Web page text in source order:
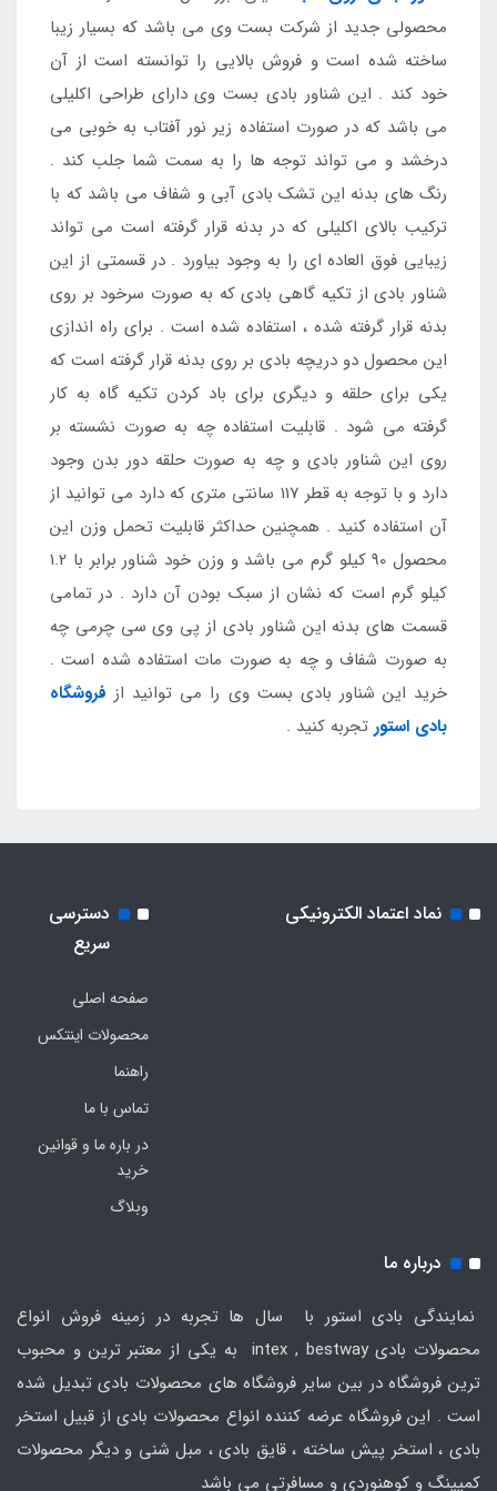
محصولی جدید از شرکت بست وی می باشد که بسیار زیبا
ساخته شده است و فروش بالایی را توانسته است از آن
خود کند . این شناور بادی بست وی دارای طراحی اکلیلی
می باشد که در صورت استفاده زیر نور آفتاب به خوبی می
درخشد و می تواند توجه ها را به سمت شما جلب کند .
رنگ های بدنه این تشک بادی آبی و شفاف می باشد که با
ترکیب بالای اکلیلی که در بدنه قرار گرفته است می تواند
زیبایی فوق العاده ای را به وجود بیاورد . در قسمتی از این
شناور بادی از تکیه گاهی بادی که به صورت سرخود بر روی
بدنه قرار گرفته شده ، استفاده شده است . برای راه اندازی
این محصول دو دریچه بادی بر روی بدنه قرار گرفته است که
یکی برای حلقه و دیگری برای باد کردن تکیه گاه به کار
گرفته می شود . قابلیت استفاده چه به صورت نشسته بر
روی این شناور بادی و چه به صورت حلقه دور بدن وجود
دارد و با توجه به قطر 117 سانتی متری که دارد می توانید از
آن استفاده کنید . همچنین حداکثر قابلیت تحمل وزن این
محصول 90 کیلو گرم می باشد و وزن خود شناور برابر با 1.2
کیلو گرم است که نشان از سبک بودن آن دارد . در تمامی
قسمت های بدنه این شناور بادی از پی وی سی چرمی چه
به صورت شفاف و چه به صورت مات استفاده شده است .
خرید این شناور بادی بست وی را می توانید از فروشگاه
بادی استور تجربه کنید .
نماد اعتماد الکترونیکی
دسترسی
سریع
صفحه اصلی
محصولات اینتکس
راهنما
تماس با ما
در باره ما و قوانین
خرید
وبلاگ
درباره ما
نمایندگی بادی استور با سال ها تجربه در زمینه فروش انواع
محصولات بادی intex , bestway به یکی از معتبر ترین و محبوب
ترین فروشگاه در بین سایر فروشگاه های محصولات بادی تبدیل شده
است . این فروشگاه عرضه کننده انواع محصولات بادی از قبیل استخر
بادی ، استخر پیش ساخته ، قایق بادی ، مبل شنی و دیگر محصولات
کمپینگ و کوهنوردی و مسافرتی می باشد